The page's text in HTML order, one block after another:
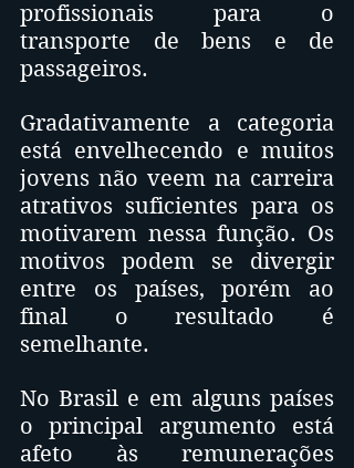
profissionais para o
transporte de bens e de
passageiros.
Gradativamente a categoria
está envelhecendo e muitos
jovens não veem na carreira
atrativos suficientes para os
motivarem nessa função. Os
motivos podem se divergir
entre os países, porém ao
final o resultado é
semelhante.
No Brasil e em alguns países
o principal argumento está
afeto às remunerações